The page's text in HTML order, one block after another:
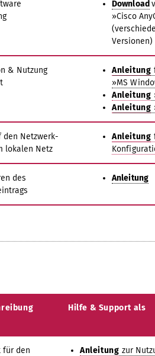
Download
»Cisco
Versionen)
& Nutzung
Anleitung
»MS
Anleitung
Anleitung
den Netzwerk-
lokalen Netz
Anleitung
des
Anleitung
Hilfe & Support als
für den
Anleitung zur